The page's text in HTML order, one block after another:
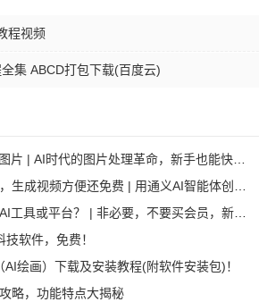
程视频
集 ABCD打包下载(百度云)
| AI时代的图片处理革命，新手也能快速出美图
频方便还免费 | 用通义AI智能体创建数字人手把手教程
或平台？ | 非必要，不要买会员，新手尤其如此
软件，免费！
绘画）下载及安装教程(附软件安装包)！
略，功能特点大揭秘